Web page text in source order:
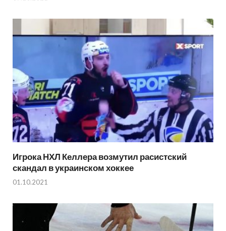
Игрока НХЛ Келлера возмутил расистский
скандал в украинском хоккее
01.10.2021